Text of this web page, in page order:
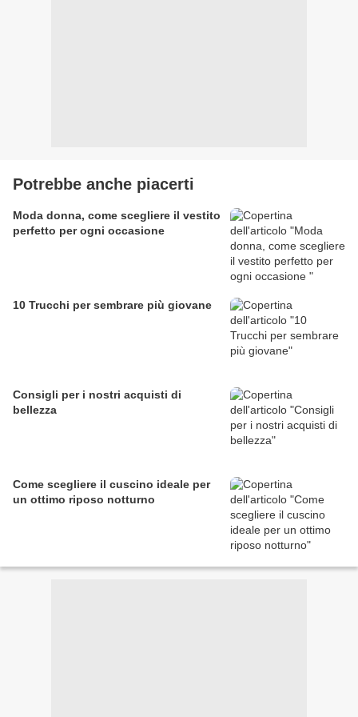
Potrebbe anche piacerti
Moda donna, come scegliere il vestito
perfetto per ogni occasione
10 Trucchi per sembrare più giovane
Consigli per i nostri acquisti di
bellezza
Come scegliere il cuscino ideale per
un ottimo riposo notturno